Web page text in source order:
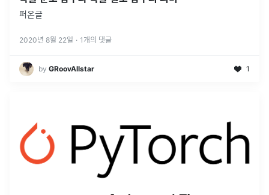
퍼온글
2020년 8월 22일 · 1 개의 댓글
by GRoovAllstar 1